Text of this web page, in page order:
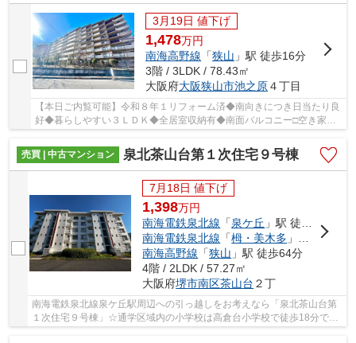
3月19日 値下げ
1,478万円
南海高野線 「狭山 」駅 徒歩16分
3階 / 3LDK / 78.43㎡
大阪府大阪狭山市池之原４丁目
【本日ご内覧可能】令和８年１リフォーム済◆南向きにつき日当たり良
好◆暮らしやすい３ＬＤＫ◆全居室収納有◆南面バルコニー□空き家に
売買 | 中古マンション
泉北茶山台第１次住宅９号棟
7月18日 値下げ
1,398万円
南海電鉄泉北線 「泉ケ丘 」駅 徒歩10分
南海電鉄泉北線 「栂・美木多 」駅 徒歩42分
南海高野線 「狭山 」駅 徒歩64分
4階 / 2LDK / 57.27㎡
大阪府堺市南区茶山台 ２丁
南海電鉄泉北線泉ケ丘駅周辺への引っ越しをお考えなら「泉北茶山台第
１次住宅９号棟」☆通学区域内の小学校は高倉台小学校で徒歩18分です
☆リラックスできる空間にしてくれるのが全居室...